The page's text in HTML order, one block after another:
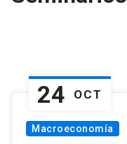
24 OCT
Macroeconomía